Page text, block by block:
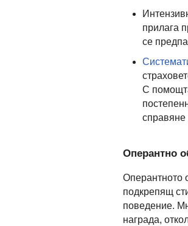
прилага
се
С
справяне
Оперантно
Оперантното
подкрепящ
поведение.
награда,